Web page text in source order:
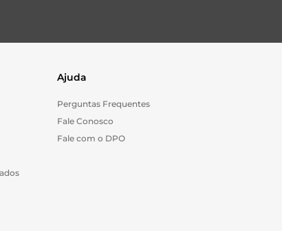
Ajuda
Perguntas Frequentes
Fale Conosco
Fale com o DPO